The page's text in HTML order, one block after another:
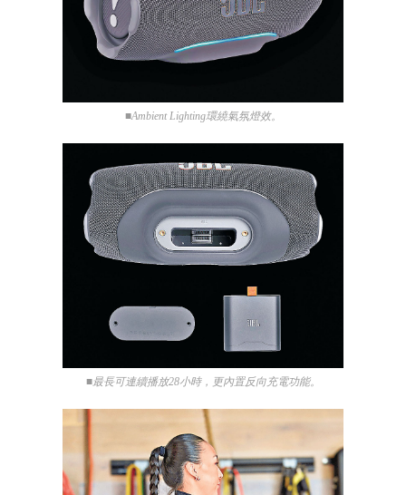
■Ambient Lighting環繞氣氛燈效。
■最長可連續播放28小時，更內置反向充電功能。